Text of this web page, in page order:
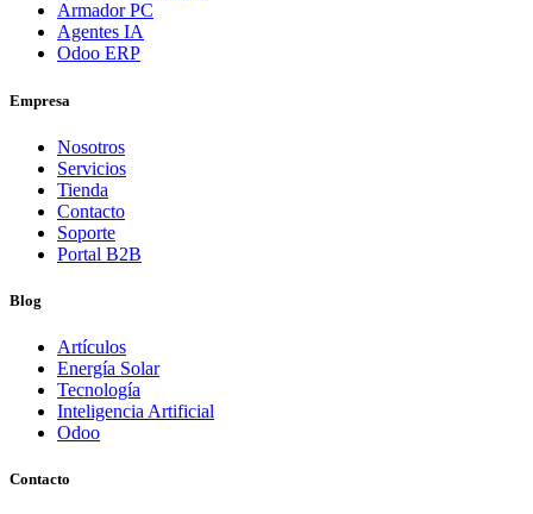
Armador PC
Agentes IA
Odoo ERP
Empresa
Nosotros
Servicios
Tienda
Contacto
Soporte
Portal B2B
Blog
Artículos
Energía Solar
Tecnología
Inteligencia Artificial
Odoo
Contacto